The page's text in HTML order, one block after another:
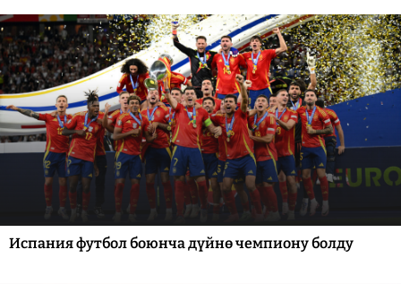
Испания футбол боюнча дүйнө чемпиону болду